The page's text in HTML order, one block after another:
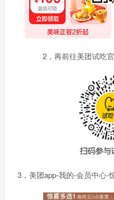
2，再前往美团试吃
3，美团app-我的-会员中心-